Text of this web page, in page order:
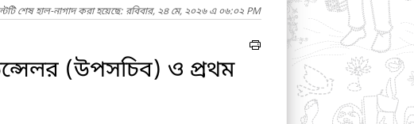
শেষ হাল-নাগাদ করা হয়েছে: রবিবার, ২৪ মে, ২০২৬ এ ০৬:০২ PM
(উপসচিব) ও প্রথম